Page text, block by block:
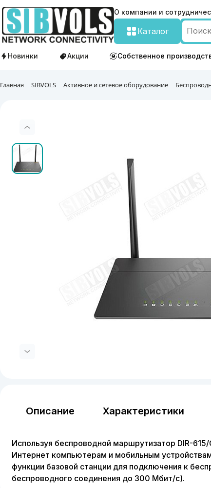
О компании и
Каталог
Новинки Акции Собственное
Главная SIBVOLS Активное и сетевое оборудование
Описание Характеристики
Используя беспроводной маршрутизатор DIR-
Интернет компьютерам и мобильным
функции базовой станции для подключения к
беспроводного соединения до 300 Мбит/с).